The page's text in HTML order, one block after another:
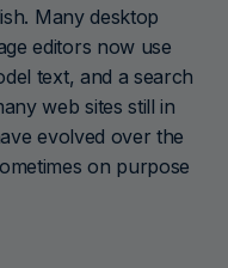
Many desktop
editors now use
text, and a search
web sites still in
evolved over the
on purpose